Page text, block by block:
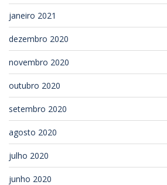
janeiro 2021
dezembro 2020
novembro 2020
outubro 2020
setembro 2020
agosto 2020
julho 2020
junho 2020